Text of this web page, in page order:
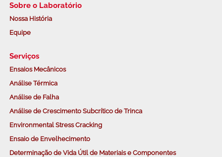
Sobre o Laboratório
Nossa História
Equipe
Serviços
Ensaios Mecânicos
Análise Térmica
Análise de Falha
Análise de Crescimento Subcrítico de Trinca
Environmental Stress Cracking
Ensaio de Envelhecimento
Determinação de Vida Útil de Materiais e Componentes